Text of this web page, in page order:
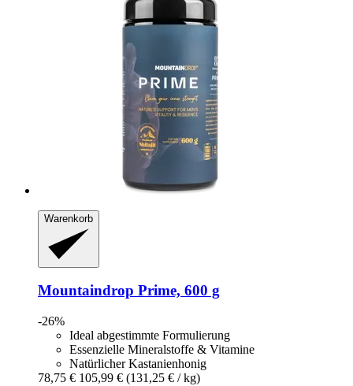
Warenkorb
Mountaindrop Prime, 600 g
-26%
Ideal abgestimmte Formulierung
Essenzielle Mineralstoffe & Vitamine
Natürlicher Kastanienhonig
78,75 € 105,99 € (131,25 € / kg)